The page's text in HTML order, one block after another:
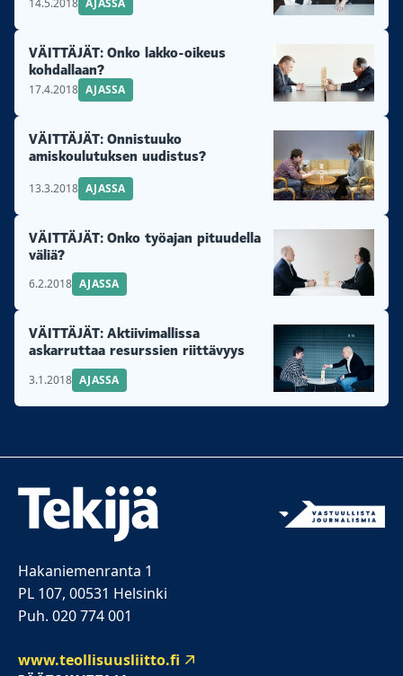
14.5.2018 AJASSA
VÄITTÄJÄT: Onko lakko-oikeus
kohdallaan?
17.4.2018 AJASSA
VÄITTÄJÄT: Onnistuuko
amiskoulutuksen uudistus?
13.3.2018 AJASSA
VÄITTÄJÄT: Onko työajan pituudella
väliä?
6.2.2018 AJASSA
VÄITTÄJÄT: Aktiivimallissa
askarruttaa resurssien riittävyys
3.1.2018 AJASSA
Hakaniemenranta 1
PL 107, 00531 Helsinki
Puh. 020 774 001
www.teollisuusliitto.fi